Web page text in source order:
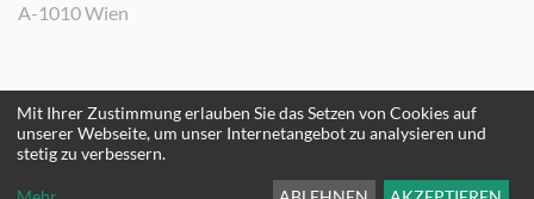
A-1010 Wien
©2026 Medienreferat der Österreichischen Bischofskonferenz. Alle Rechte
vorbehalten.
Mit Ihrer Zustimmung erlauben Sie das Setzen von Cookies auf
unserer Webseite, um unser Internetangebot zu analysieren und
stetig zu verbessern.